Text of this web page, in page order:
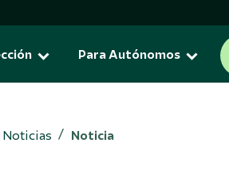
Para Autónomos
fiscales
Noticias Noticia